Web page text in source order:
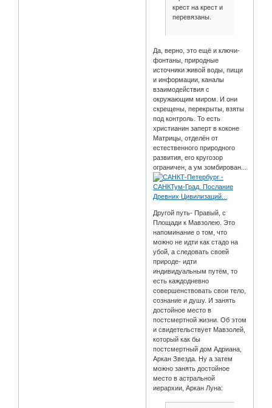
крест на крест и
перевязаны.
Да, верно, это ещё и ключи-
фонтаны, природные
источники живой воды, пищи
и информации, каналы
взаимодействия с
окружающим миром. И они
скрещены, перекрыты, взяты
под контроль. То есть
христианин заперт в коконе
Матрицы, отделён от
естественного природного
развития, его кругозор
ограничен, а ум зомбирован...
Другой путь- Правый, с
Площади к Мавзолею. Это
напоминание о том, что
можно не идти как стадо на
убой, а следовать своей
природе- идти
индивидуальным путём, то
есть каждодневно
совершенствовать свои тело,
сознание и душу. И занять
достойное место в
постсмертной жизни. Об этом
и свидетельствует Мавзолей,
который как бы
постсмертный дом Адриана,
Аркан Звезда. Ну а затем
можно занять достойное
место в астральной
иерархии, Аркан Луна: